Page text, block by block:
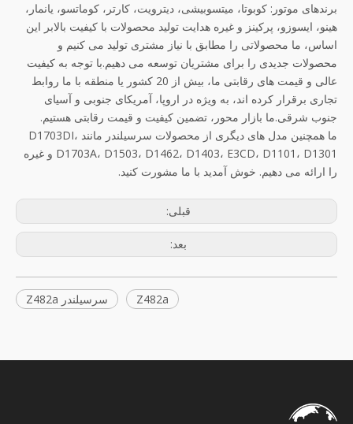
برندهای موتور: کوبوتا، میتسوبیشی، دیترویت، کارتر، کوماتسو، یانمار،
هینو، ایسوزو، پرکینز و غیره هدایت تولید محصولات با کیفیت بالابر این
اساس، ما محصولاتی را مطابق با نیاز مشتری تولید می کنیم و
محصولات جدیدی را برای مشتریان توسعه می دهیم.با توجه به کیفیت
عالی و قیمت های رقابتی ما، بیش از 20 کشور یا منطقه با ما روابط
تجاری برقرار کرده اند، به ویژه در اروپا، آمریکای جنوبی و آسیای
جنوب شرقی.ما بازار محور، تضمین کیفیت و قیمت رقابتی هستیم.
ما همچنین مدل های دیگری از محصولات سرسیلندر مانند D1703DI،
D1703A، D1503، D1462، D1403، E3CD، D1101، D1301 و غیره
را ارائه می دهیم. خوش آمدید با ما مشورت کنید.
قبلی:
بعد:
سرسیلندر Z482a Z482a